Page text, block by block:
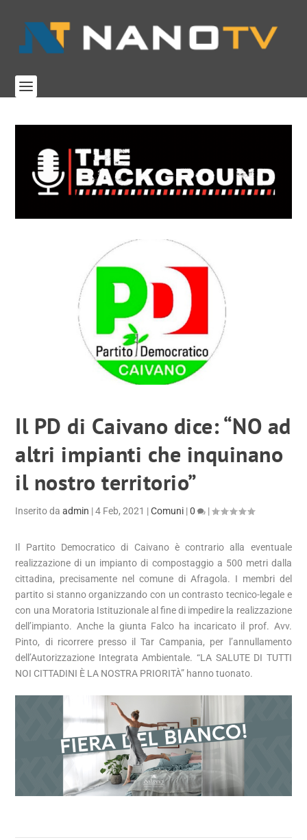
Il PD di Caivano dice: “NO ad
altri impianti che inquinano
il nostro territorio”
Inserito daadmin |4 Feb, 2021 |Comuni |0 |
Il Partito Democratico di Caivano è contrario alla eventuale
realizzazione di un impianto di compostaggio a 500 metri dalla
cittadina, precisamente nel comune di Afragola. I membri del
partito si stanno organizzando con un contrasto tecnico-legale e
con una Moratoria Istituzionale al fine di impedire la realizzazione
dell’impianto. Anche la giunta Falco ha incaricato il prof. Avv.
Pinto, di ricorrere presso il Tar Campania, per l’annullamento
dell’Autorizzazione Integrata Ambientale. “LA SALUTE DI TUTTI
NOI CITTADINI È LA NOSTRA PRIORITÀ” hanno tuonato.